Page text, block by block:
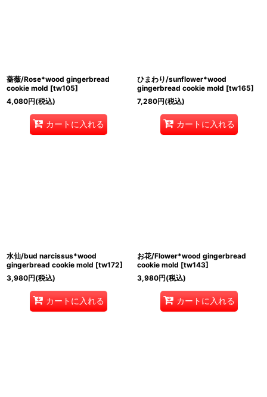
薔薇/Rose*wood gingerbread
cookie mold [tw105]
4,080円(税込)
カートに入れる
ひまわり/sunflower*wood
gingerbread cookie mold [tw165]
7,280円(税込)
カートに入れる
水仙/bud narcissus*wood
gingerbread cookie mold [tw172]
3,980円(税込)
カートに入れる
お花/Flower*wood gingerbread
cookie mold [tw143]
3,980円(税込)
カートに入れる